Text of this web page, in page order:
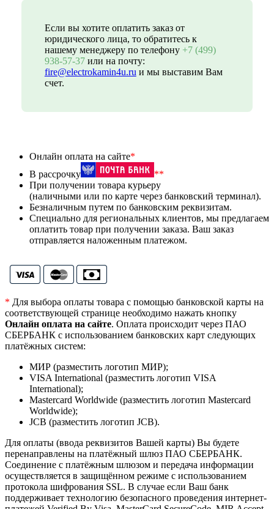
Если вы хотите оплатить заказ от
юридического лица, то обратитесь к
нашему менеджеру по телефону +7 (499)
938-57-37или на почту:
fire@electrokamin4u.ru и мы выставим Вам
счет.
Онлайн оплата на сайте*
В рассрочку
**
При получении товара курьеру
(наличными или по карте через банковский терминал).
Безналичным путем по банковским реквизитам.
Специально для региональных клиентов, мы предлагаем
оплатить товар при получении заказа. Ваш заказ
отправляется наложенным платежом.
* Для выбора оплаты товара с помощью банковской карты на
соответствующей странице необходимо нажать кнопку
Онлайн оплата на сайте. Оплата происходит через ПАО
СБЕРБАНК с использованием банковских карт следующих
платёжных систем:
МИР (разместить логотип МИР);
VISA International (разместить логотип VISA
International);
Mastercard Worldwide (разместить логотип Mastercard
Worldwide);
JCB (разместить логотип JCB).
Для оплаты (ввода реквизитов Вашей карты) Вы будете
перенаправлены на платёжный шлюз ПАО СБЕРБАНК.
Соединение с платёжным шлюзом и передача информации
осуществляется в защищённом режиме с использованием
протокола шифрования SSL. В случае если Ваш банк
поддерживает технологию безопасного проведения интернет-